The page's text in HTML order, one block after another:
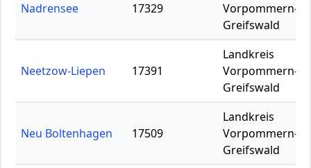
Nadrensee 17329
Vorpommern-
Greifswald
Neetzow-Liepen 17391
Landkreis
Vorpommern-
Greifswald
Neu Boltenhagen 17509
Landkreis
Vorpommern-
Greifswald